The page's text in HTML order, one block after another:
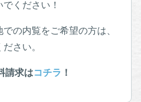
ください！
の内覧をご希望の方は、
さい。
請求はコチラ ！